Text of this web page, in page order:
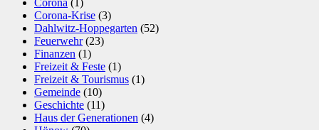
Corona (1)
Corona-Krise (3)
Dahlwitz-Hoppegarten (52)
Feuerwehr(23)
Finanzen (1)
Freizeit & Feste (1)
Freizeit & Tourismus (1)
Gemeinde (10)
Geschichte (11)
Haus der Generationen (4)